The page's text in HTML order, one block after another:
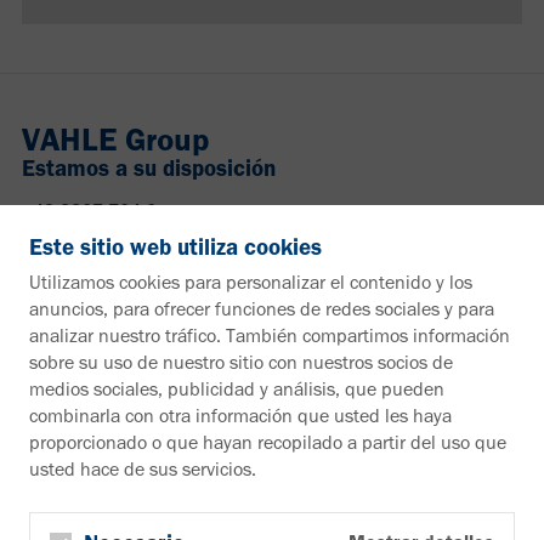
VAHLE Group
Estamos a su disposición
+49 2307 704-0
info@vahle.de
Paul Vahle GmbH & Co. KG
Westicker Str. 52
59174 Kamen
Alemania
¿Desea más información?
Material informativo
A la zona de descargas
Boletín
Suscribirse al boletín de noticias
Este sitio web utiliza cookies
Utilizamos cookies para personalizar el contenido y los
anuncios, para ofrecer funciones de redes sociales y para
analizar nuestro tráfico. También compartimos información
sobre su uso de nuestro sitio con nuestros socios de
medios sociales, publicidad y análisis, que pueden
combinarla con otra información que usted les haya
proporcionado o que hayan recopilado a partir del uso que
usted hace de sus servicios.